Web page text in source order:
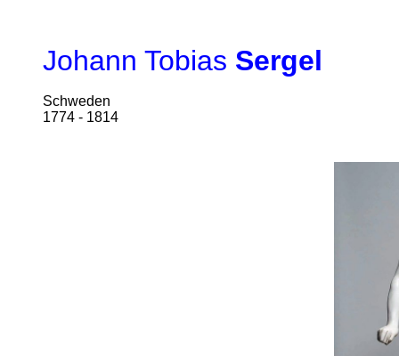
Johann Tobias Sergel
Schweden
1774 - 1814